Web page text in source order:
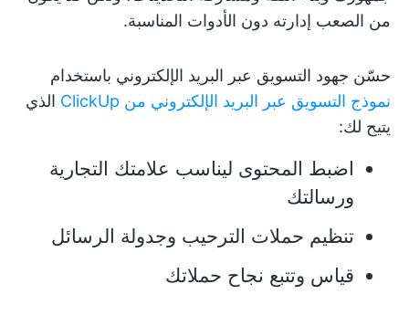
من الصعب إدارته دون الأدوات المناسبة.
حسّن جهود التسويق عبر البريد الإلكتروني باستخدام
نموذج التسويق عبر البريد الإلكتروني من ClickUp
الذي
يتيح لك:
اضبط المحتوى ليناسب علامتك التجارية
ورسالتك
تنظيم حملات الترحيب وجدولة الرسائل
قياس وتتبع نجاح حملاتك